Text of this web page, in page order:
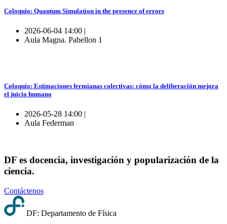
Coloquio: Quantum Simulation in the presence of errors
2026-06-04 14:00 |
Aula Magna. Pabellon 1
Coloquio: Estimaciones fermianas colectivas: cómo la deliberación mejora
el juicio humano
2026-05-28 14:00 |
Aula Federman
DF es docencia, investigación y popularización de la
ciencia.
Contáctenos
DF: Departamento de Física